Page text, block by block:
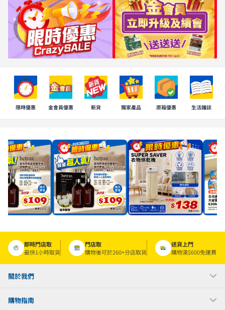
限時優惠 金會員優惠 新貨 獨家產品 原箱優惠 生活雜誌
即時門店取
最快1小時取貨
門店取
購物後可於260+分店取貨
送貨上門
購物滿$600免運費
關於我們
購物指南